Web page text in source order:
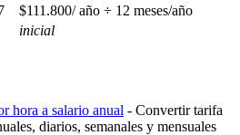
$111.800/ año ÷ 12 meses/año
inicial
hora a salario anual - Convertir tarifa
diarios, semanales y mensuales